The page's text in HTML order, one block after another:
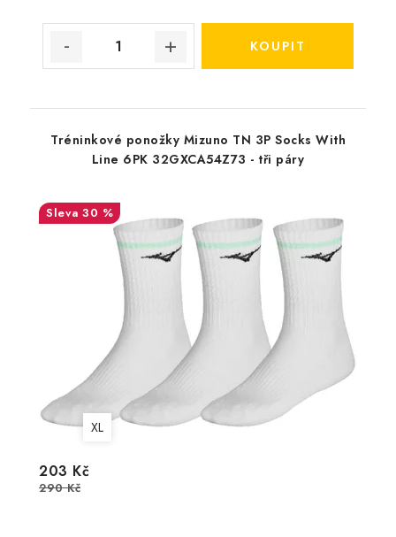
Tréninkové ponožky Mizuno TN 3P Socks With
Line 6PK 32GXCA54Z73 - tři páry
30 %
XL
203 Kč
290 Kč